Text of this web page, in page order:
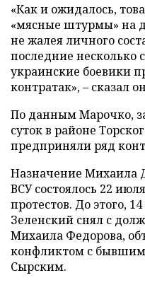
«Как и ожидалось,
«мясные штурмы» на
не жалея личного
последние несколько
украинские боевики
контратак», – сказал он
По данным Марочко,
суток в районе
предприняли ряд
Назначение Михаила
ВСУ состоялось 22
протестов. До этого,
Зеленский снял с
Михаила Федорова,
конфликтом с
Сырским.